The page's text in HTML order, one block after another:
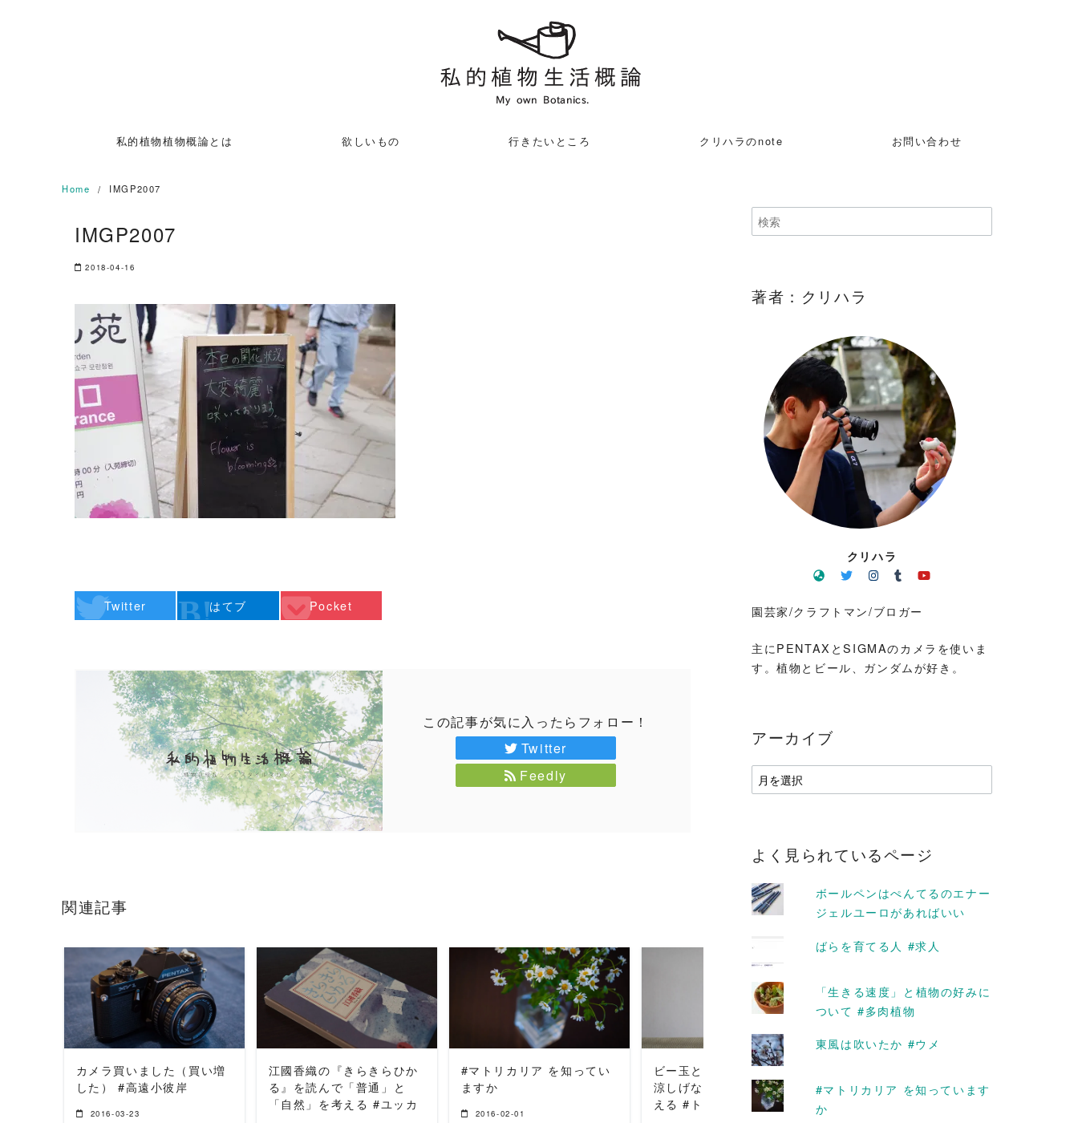
私的植物植物概論とは 欲しいもの 行きたいところ クリハラのnote お問い合わせ
Home IMGP2007
IMGP2007
2018-04-16
Twitter はてブ Pocket
この記事が気に入ったらフォロー！
Twitter
Feedly
関連記事
READ MORE
カメラ買いました（買い増
した） #高遠小彼岸
2016-03-23
READ MORE
江國香織の『きらきらひか
る』を読んで「普通」と
「自然」を考える #ユッカ
READ MORE
#マトリカリア を知ってい
ますか
2016-02-01
READ MORE
ビー玉とガラスのコップで
涼しげな一輪挿しをしつら
える #トルコキキョウ
READ MORE
光寺を散歩してきたよ
著者：クリハラ
クリハラ
園芸家/クラフトマン/ブロガー
主にPENTAXとSIGMAのカメラを使いま
す。植物とビール、ガンダムが好き。
アーカイブ
ア
ー
ブ
よく見られているページ
ボールペンはぺんてるのエナー
ジェルユーロがあればいい
ばらを育てる人 #求人
「生きる速度」と植物の好みに
ついて #多肉植物
東風は吹いたか #ウメ
#マトリカリア を知っています
か